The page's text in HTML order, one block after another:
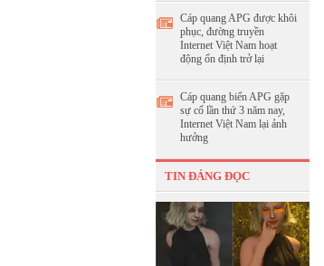
Cáp quang APG được khôi
phục, đường truyền
Internet Việt Nam hoạt
động ổn định trở lại
Cáp quang biển APG gặp
sự cố lần thứ 3 năm nay,
Internet Việt Nam lại ảnh
hưởng
TIN ĐÁNG ĐỌC